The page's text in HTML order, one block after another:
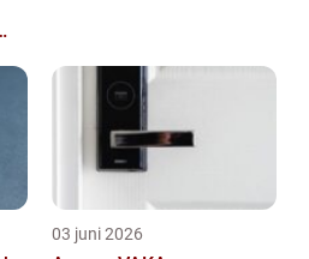
03 juni 2026